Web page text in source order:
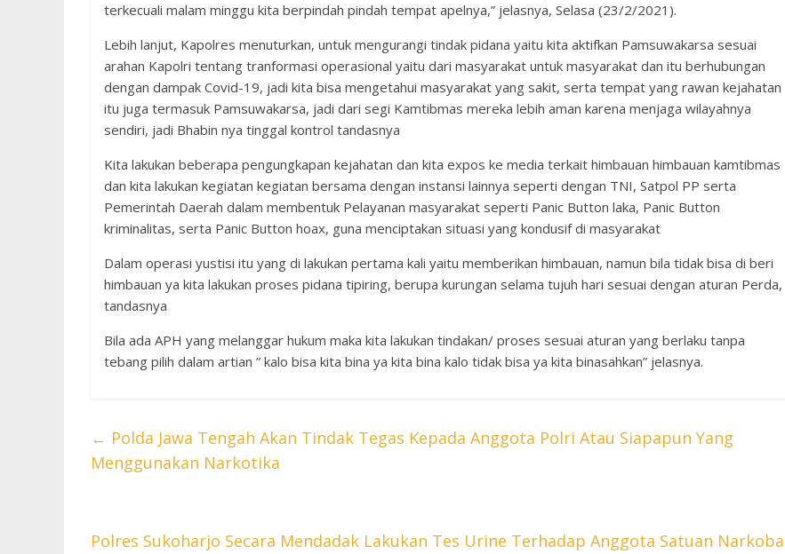
terkecuali malam minggu kita berpindah pindah tempat apelnya,” jelasnya, Selasa (23/2/2021).
Lebih lanjut, Kapolres menuturkan, untuk mengurangi tindak pidana yaitu kita aktifkan Pamsuwakarsa sesuai
arahan Kapolri tentang tranformasi operasional yaitu dari masyarakat untuk masyarakat dan itu berhubungan
dengan dampak Covid-19, jadi kita bisa mengetahui masyarakat yang sakit, serta tempat yang rawan kejahatan
itu juga termasuk Pamsuwakarsa, jadi dari segi Kamtibmas mereka lebih aman karena menjaga wilayahnya
sendiri, jadi Bhabin nya tinggal kontrol tandasnya
Kita lakukan beberapa pengungkapan kejahatan dan kita expos ke media terkait himbauan himbauan kamtibmas
dan kita lakukan kegiatan kegiatan bersama dengan instansi lainnya seperti dengan TNI, Satpol PP serta
Pemerintah Daerah dalam membentuk Pelayanan masyarakat seperti Panic Button laka, Panic Button
kriminalitas, serta Panic Button hoax, guna menciptakan situasi yang kondusif di masyarakat
Dalam operasi yustisi itu yang di lakukan pertama kali yaitu memberikan himbauan, namun bila tidak bisa di beri
himbauan ya kita lakukan proses pidana tipiring, berupa kurungan selama tujuh hari sesuai dengan aturan Perda,
tandasnya
Bila ada APH yang melanggar hukum maka kita lakukan tindakan/ proses sesuai aturan yang berlaku tanpa
tebang pilih dalam artian ” kalo bisa kita bina ya kita bina kalo tidak bisa ya kita binasahkan” jelasnya.
← Polda Jawa Tengah Akan Tindak Tegas Kepada Anggota Polri Atau Siapapun Yang
Menggunakan Narkotika
Polres Sukoharjo Secara Mendadak Lakukan Tes Urine Terhadap Anggota Satuan Narkoba